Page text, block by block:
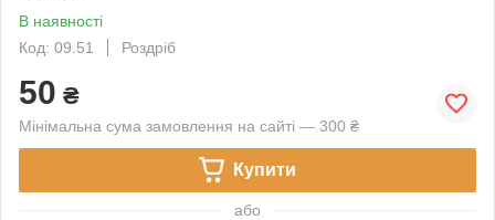
В наявності
Код: 09.51
Роздріб
50 ₴
Мінімальна сума замовлення на сайті — 300 ₴
Купити
або